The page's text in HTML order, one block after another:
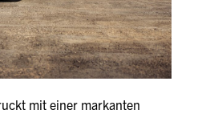
mit einer markanten